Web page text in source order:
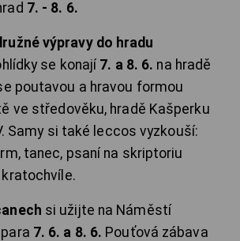
7. - 8. 6.
výpravy do hradu
se konají7. a 8. 6. na hradě
poutavou a hravou formou
ve středověku, hradě Kašperku
Samy si také leccos vyzkouší:
tanec, psaní na skriptoriu
si užijte na Náměstí
7. 6. a 8. 6. Pouťová zábava